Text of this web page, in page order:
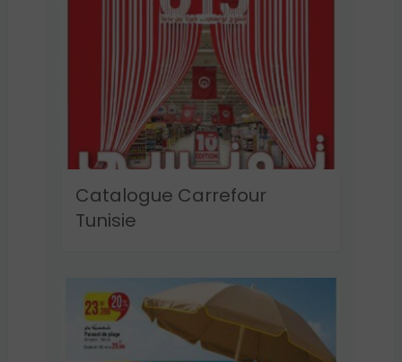
Catalogue Carrefour
Tunisie